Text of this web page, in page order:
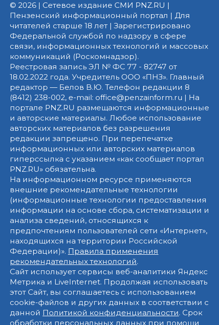
© 2026 | Сетевое издание СМИ PNZ.RU |
Пензенский информационный портал | Для
читателей старше 18 лет | Зарегистрировано
Федеральной службой по надзору в сфере
связи, информационных технологий и массовых
коммуникаций (Роскомнадзор).
Реестровая запись ЭЛ № ФС 77 - 82747 от
18.02.2022 года. Учредитель ООО «ПНЗ». Главный
редактор — Белов В.Ю. Телефон редакции 8
(8412) 238-002, e-mail: office@penzainform.ru | На
портале PNZ.RU размещаются информационные
и авторские материалы. Любое использование
авторских материалов без разрешения
редакции запрещено. При перепечатке
информационных или авторских материалов
гиперссылка с указанием «как сообщает портал
PNZ.RU» обязательна.
На информационном ресурсе применяются
внешние рекомендательные технологии
(информационные технологии предоставления
информации на основе сбора, систематизации и
анализа сведений, относящихся к
предпочтениям пользователей сети «Интернет»,
находящихся на территории Российской
Федерации)». Правила применения
рекомендательных технологий.
Сайт использует сервисы веб-аналитики Яндекс
Метрика и LiveInternet. Продолжая использовать
этот Сайт, вы соглашаетесь с использованием
cookie-файлов и других данных в соответствии с
данной Политикой конфиденциальности. Срок
обработки персональных данных при помощи